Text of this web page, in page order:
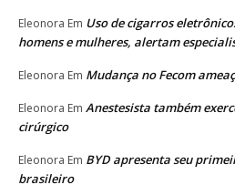
Eleonora Em Uso de cigarros
homens e mulheres, alertam
Eleonora Em Mudança no Fecom
Eleonora Em Anestesista também
cirúrgico
Eleonora Em BYD apresenta seu
brasileiro